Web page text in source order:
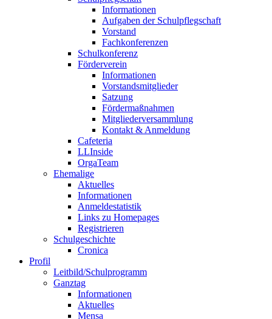
Informationen
Aufgaben der Schulpflegschaft
Vorstand
Fachkonferenzen
Schulkonferenz
Förderverein
Informationen
Vorstandsmitglieder
Satzung
Fördermaßnahmen
Mitgliederversammlung
Kontakt & Anmeldung
Cafeteria
LLInside
OrgaTeam
Ehemalige
Aktuelles
Informationen
Anmeldestatistik
Links zu Homepages
Registrieren
Schulgeschichte
Cronica
Profil
Leitbild/Schulprogramm
Ganztag
Informationen
Aktuelles
Mensa